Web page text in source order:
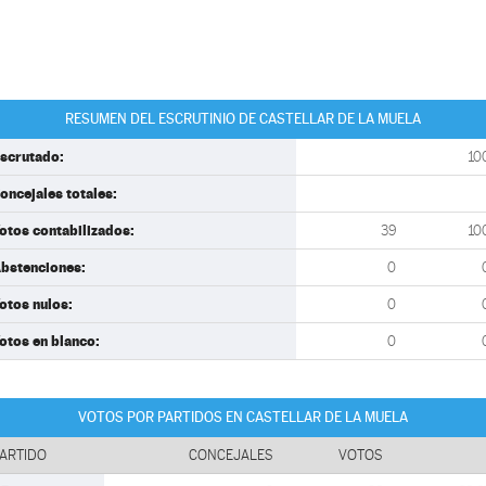
RESUMEN DEL ESCRUTINIO DE CASTELLAR DE LA MUELA
totales:
contabilizados: 39
0
nulos: 0
en blanco: 0
VOTOS POR PARTIDOS EN CASTELLAR DE LA MUELA
CONCEJALES VOTOS